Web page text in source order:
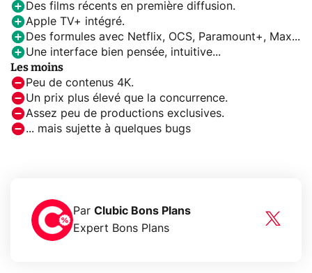
Des films récents en première diffusion.
Apple TV+ intégré.
Des formules avec Netflix, OCS, Paramount+, Max...
Une interface bien pensée, intuitive...
Les moins
Peu de contenus 4K.
Un prix plus élevé que la concurrence.
Assez peu de productions exclusives.
... mais sujette à quelques bugs
Par Clubic Bons Plans
Expert Bons Plans